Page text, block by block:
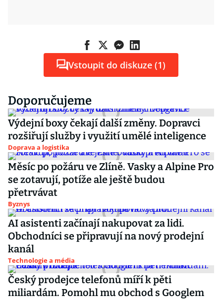
Vstoupit do diskuze (1)
Doporučujeme
Výdejní boxy čekají další změny. Dopravci
rozšiřují služby i využití umělé inteligence
Doprava a logistika
Měsíc po požáru ve Zlíně. Vasky a Alpine Pro
se zotavují, potíže ale ještě budou
přetrvávat
Byznys
AI asistenti začínají nakupovat za lidi.
Obchodníci se připravují na nový prodejní
kanál
Technologie a média
Český prodejce telefonů míří k pěti
miliardám. Pomohl mu obchod s Googlem